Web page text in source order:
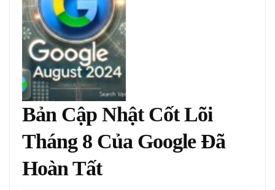
Bản Cập Nhật Cốt Lõi
Tháng 8 Của Google Đã
Hoàn Tất